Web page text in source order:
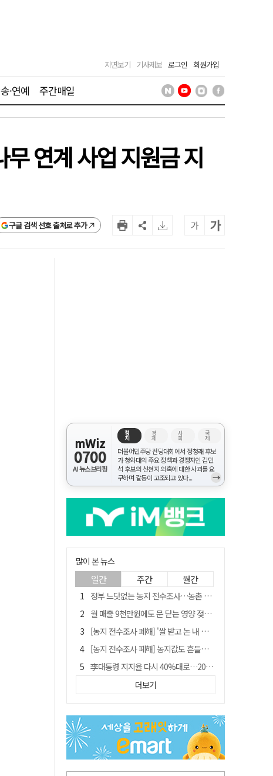
지면보기 기사제보 로그인 회원가입
·연예 주간매일
연계 사업 지원금 지
구글 검색 선호 출처로 추가 가 가
mWiz
0700
AI 뉴스브리핑
정
치
경
제
사
회
국
제
더불어민주당 전당대회에서 정청래 후보
가 청와대의 주요 정책과 경쟁자인 김민
석 후보의 신천지 의혹에 대한 사과를 요
구하며 갈등이 고조되고 있다...
→
많이 본 뉴스
일간 주간 월간
정부 느닷없는 농지 전수조사…농촌 들쑤시는 '경자유전'의 칼날
월 매출 9천만원에도 문 닫는 영양 젖소농장… "일할 사람이 없어"
[농지 전수조사 폐해] '쌀 받고 논 내 준' 도지농 이제 어쩌나?
[농지 전수조사 폐해] 농지값도 흔들리나…"도지 막히면 헐값 매물 나올 수도"
李대통령 지지율 다시 40%대로…20대는 18.8%p 급락
유승민 "尹 졸업한 서울대 법대·충암고도 없애야"…李 육사 통합 직격
지역활성화 펀드 9호…포항 AI 데이터센터에 6천억 투입
국민 51.9% "李 대통령 재판 재개 필요하다"
'솔리다임 IPO 추진설' SK하이닉스, 주가 9% 급락
더보기